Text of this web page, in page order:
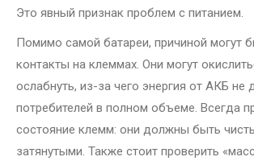
Это явный признак проблем с питанием.
Помимо самой батареи, причиной могут
контакты на клеммах. Они могут
ослабнуть, из-за чего энергия от АКБ не
потребителей в полном объеме. Всегда
состояние клемм: они должны быть
затянутыми. Также стоит проверить